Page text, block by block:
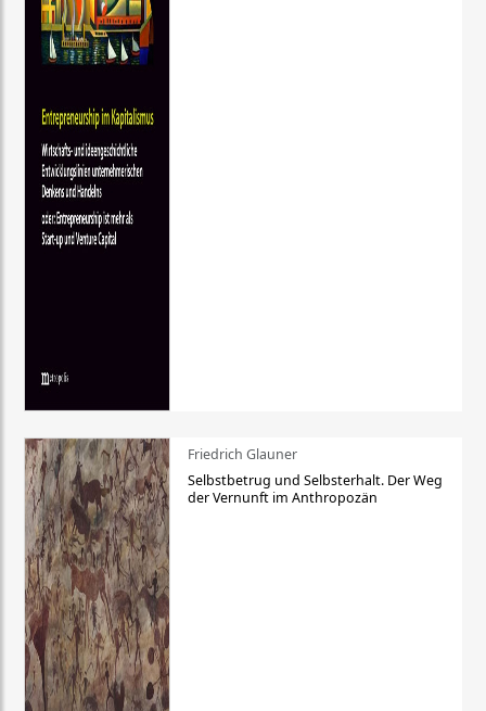
Friedrich Glauner
Selbstbetrug und Selbsterhalt. Der Weg
der Vernunft im Anthropozän